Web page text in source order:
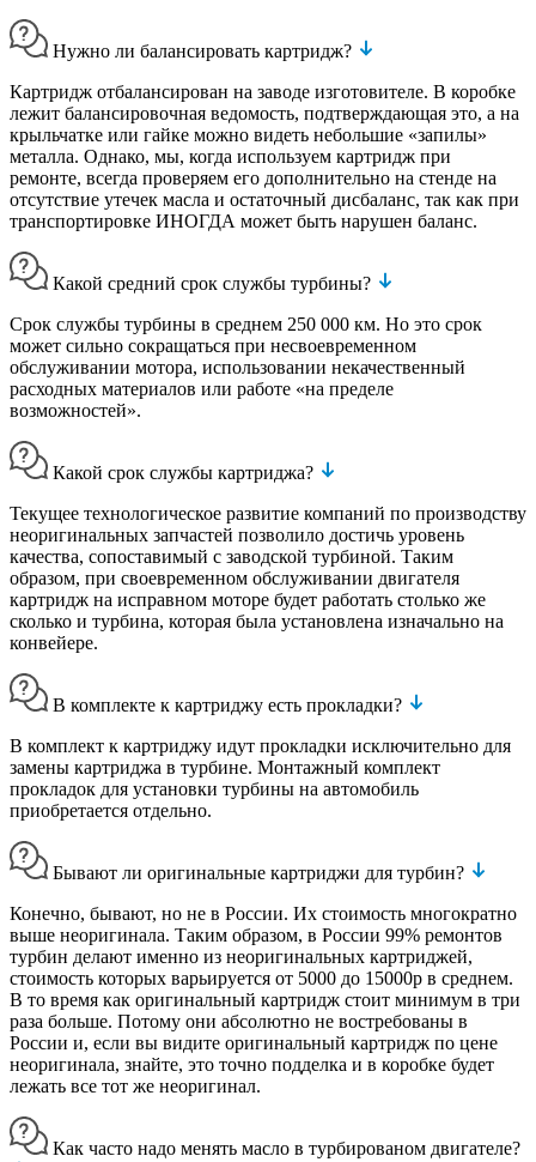
Нужно ли балансировать картридж?
Картридж отбалансирован на заводе изготовителе. В коробке
лежит балансировочная ведомость, подтверждающая это, а на
крыльчатке или гайке можно видеть небольшие «запилы»
металла. Однако, мы, когда используем картридж при
ремонте, всегда проверяем его дополнительно на стенде на
отсутствие утечек масла и остаточный дисбаланс, так как при
транспортировке ИНОГДА может быть нарушен баланс.
Какой средний срок службы турбины?
Срок службы турбины в среднем 250 000 км. Но это срок
может сильно сокращаться при несвоевременном
обслуживании мотора, использовании некачественный
расходных материалов или работе «на пределе
возможностей».
Какой срок службы картриджа?
Текущее технологическое развитие компаний по производству
неоригинальных запчастей позволило достичь уровень
качества, сопоставимый с заводской турбиной. Таким
образом, при своевременном обслуживании двигателя
картридж на исправном моторе будет работать столько же
сколько и турбина, которая была установлена изначально на
конвейере.
В комплекте к картриджу есть прокладки?
В комплект к картриджу идут прокладки исключительно для
замены картриджа в турбине. Монтажный комплект
прокладок для установки турбины на автомобиль
приобретается отдельно.
Бывают ли оригинальные картриджи для турбин?
Конечно, бывают, но не в России. Их стоимость многократно
выше неоригинала. Таким образом, в России 99% ремонтов
турбин делают именно из неоригинальных картриджей,
стоимость которых варьируется от 5000 до 15000р в среднем.
В то время как оригинальный картридж стоит минимум в три
раза больше. Потому они абсолютно не востребованы в
России и, если вы видите оригинальный картридж по цене
неоригинала, знайте, это точно подделка и в коробке будет
лежать все тот же неоригинал.
Как часто надо менять масло в турбированом двигателе?